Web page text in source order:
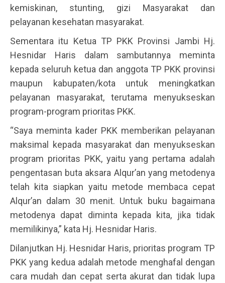
kemiskinan, stunting, gizi Masyarakat dan
pelayanan kesehatan masyarakat.
Sementara itu Ketua TP PKK Provinsi Jambi Hj.
Hesnidar Haris dalam sambutannya meminta
kepada seluruh ketua dan anggota TP PKK provinsi
maupun kabupaten/kota untuk meningkatkan
pelayanan masyarakat, terutama menyukseskan
program-program prioritas PKK.
“Saya meminta kader PKK memberikan pelayanan
maksimal kepada masyarakat dan menyukseskan
program prioritas PKK, yaitu yang pertama adalah
pengentasan buta aksara Alqur’an yang metodenya
telah kita siapkan yaitu metode membaca cepat
Alqur’an dalam 30 menit. Untuk buku bagaimana
metodenya dapat diminta kepada kita, jika tidak
memilikinya,” kata Hj. Hesnidar Haris.
Dilanjutkan Hj. Hesnidar Haris, prioritas program TP
PKK yang kedua adalah metode menghafal dengan
cara mudah dan cepat serta akurat dan tidak lupa